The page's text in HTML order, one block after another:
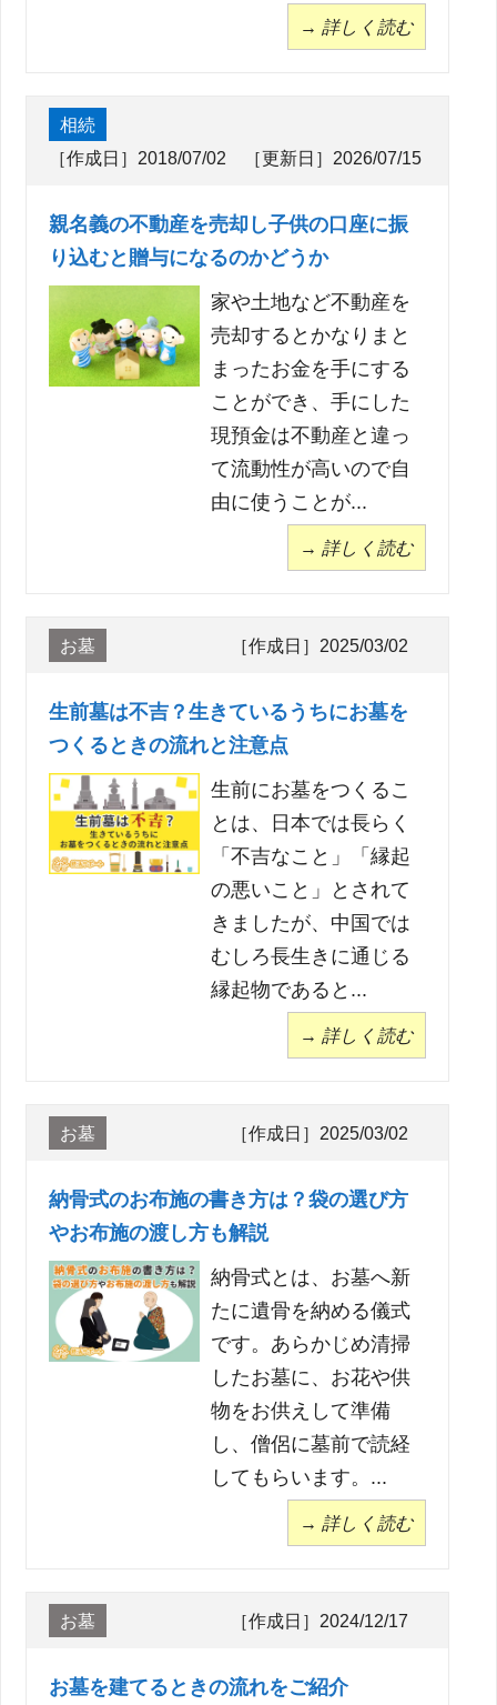
→ 詳しく読む
相続
［作成日］2018/07/02 ［更新日］2026/07/15
親名義の不動産を売却し子供の口座に振
り込むと贈与になるのかどうか
家や土地など不動産を
売却するとかなりまと
まったお金を手にする
ことができ、手にした
現預金は不動産と違っ
て流動性が高いので自
由に使うことが...
→ 詳しく読む
お墓 ［作成日］2025/03/02
生前墓は不吉？生きているうちにお墓を
つくるときの流れと注意点
生前にお墓をつくるこ
とは、日本では長らく
「不吉なこと」「縁起
の悪いこと」とされて
きましたが、中国では
むしろ長生きに通じる
縁起物であると...
→ 詳しく読む
お墓 ［作成日］2025/03/02
納骨式のお布施の書き方は？袋の選び方
やお布施の渡し方も解説
納骨式とは、お墓へ新
たに遺骨を納める儀式
です。あらかじめ清掃
したお墓に、お花や供
物をお供えして準備
し、僧侶に墓前で読経
してもらいます。...
→ 詳しく読む
お墓 ［作成日］2024/12/17
お墓を建てるときの流れをご紹介